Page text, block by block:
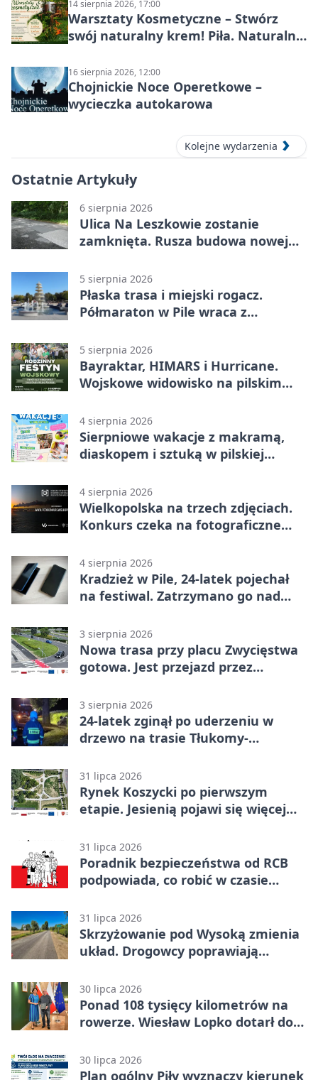
14 sierpnia 2026, 17:00
Warsztaty Kosmetyczne – Stwórz
swój naturalny krem! Piła. Naturalna
16 sierpnia 2026, 12:00
Chojnickie Noce Operetkowe –
wycieczka autokarowa
Kolejne wydarzenia
Ostatnie Artykuły
6 sierpnia 2026
Ulica Na Leszkowie zostanie
zamknięta. Rusza budowa nowej
5 sierpnia 2026
Płaska trasa i miejski rogacz.
Półmaraton w Pile wraca z
5 sierpnia 2026
Bayraktar, HIMARS i Hurricane.
Wojskowe widowisko na pilskim
4 sierpnia 2026
Sierpniowe wakacje z makramą,
diaskopem i sztuką w pilskiej
4 sierpnia 2026
Wielkopolska na trzech zdjęciach.
Konkurs czeka na fotograficzne
4 sierpnia 2026
Kradzież w Pile, 24-latek pojechał
na festiwal. Zatrzymano go nad
3 sierpnia 2026
Nowa trasa przy placu Zwycięstwa
gotowa. Jest przejazd przez
3 sierpnia 2026
24-latek zginął po uderzeniu w
drzewo na trasie Tłukomy-
31 lipca 2026
Rynek Koszycki po pierwszym
etapie. Jesienią pojawi się więcej
31 lipca 2026
Poradnik bezpieczeństwa od RCB
podpowiada, co robić w czasie
31 lipca 2026
Skrzyżowanie pod Wysoką zmienia
układ. Drogowcy poprawiają
30 lipca 2026
Ponad 108 tysięcy kilometrów na
rowerze. Wiesław Lopko dotarł do
30 lipca 2026
Plan ogólny Piły wyznaczy kierunek